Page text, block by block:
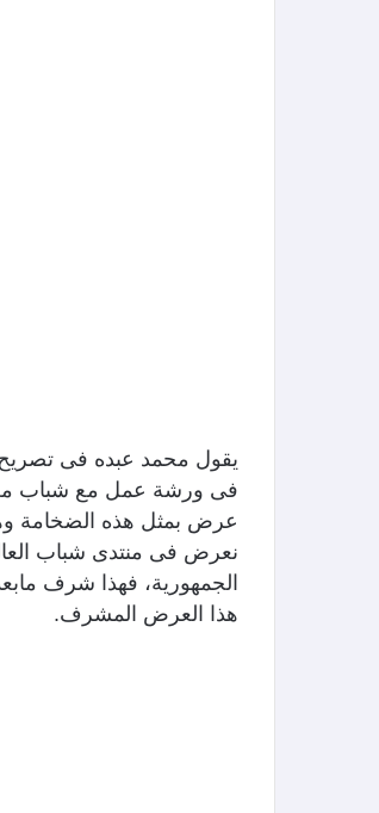
يقول محمد عبده فى تصريح
فى ورشة عمل مع شباب من
عرض بمثل هذه الضخامة
نعرض فى منتدى شباب
الجمهورية، فهذا شرف
هذا العرض المشرف.